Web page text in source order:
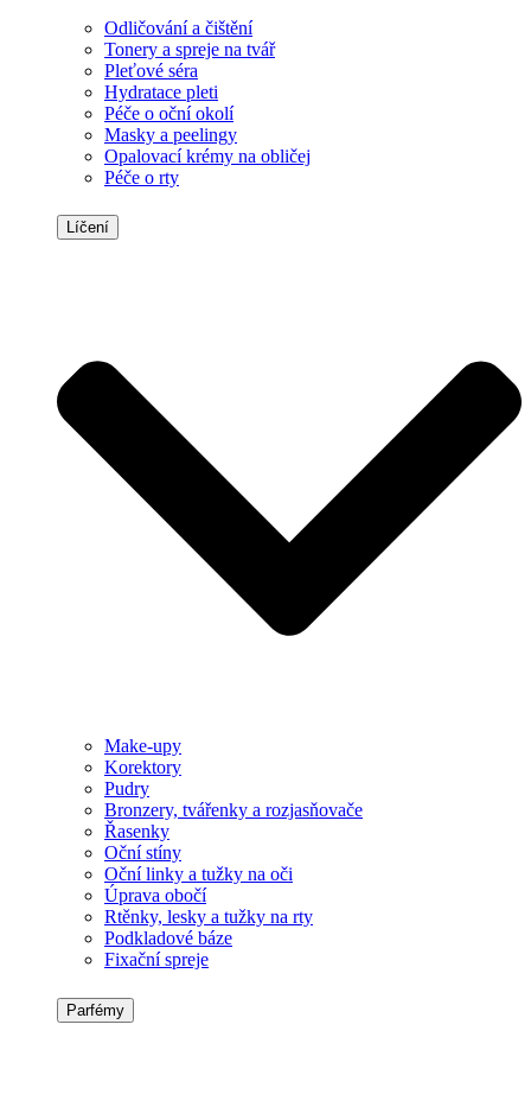
Odličování a čištění
Tonery a spreje na tvář
Pleťové séra
Hydratace pleti
Péče o oční okolí
Masky a peelingy
Opalovací krémy na obličej
Péče o rty
Líčení
Make-upy
Korektory
Pudry
Bronzery, tvářenky a rozjasňovače
Řasenky
Oční stíny
Oční linky a tužky na oči
Úprava obočí
Rtěnky, lesky a tužky na rty
Podkladové báze
Fixační spreje
Parfémy